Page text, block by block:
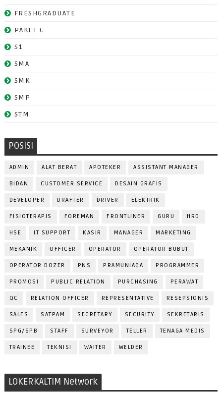
FRESHGRADUATE
PAKET C
S1
SMA
SMK
SMP
STM
POSISI
ADMIN ALAT BERAT APOTEKER ASSISTANT MANAGER
BIDAN CUSTOMER SERVICE DESAIN GRAFIS
DEVELOPER DRAFTER DRIVER ELEKTRIK
FISIOTERAPIS FOREMAN FRONTLINER GURU HRD
HSE IT SUPPORT KASIR MANAGER MARKETING
MEKANIK OFFICER OPERATOR OPERATOR BUBUT
OPERATOR DOZER PNS PRAMUNIAGA PROGRAMMER
PROMOSI PUBLIC RELATION PURCHASING PERAWAT
QC RELATION OFFICER REPRESENTATIVE RESEPSIONIS
SALES SATPAM SECRETARY SECURITY SEKRETARIS
SPG/SPB STAFF SURVEYOR TELLER TENAGA MEDIS
TRAINEE TEKNISI WAITER WELDER
LOKERKALTIM Network